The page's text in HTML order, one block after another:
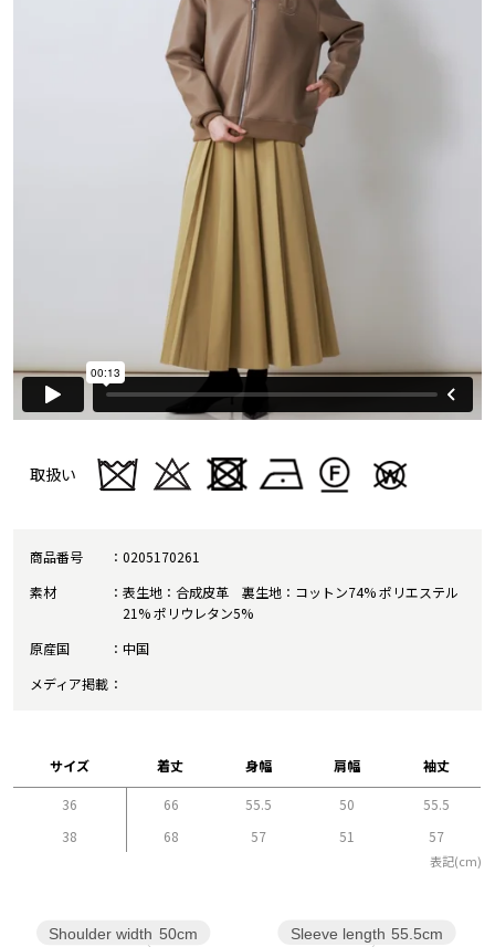
取扱い
商品番号
0205170261
素材
表生地：合成皮革 裏生地：コットン74% ポリエステル
21% ポリウレタン5%
原産国
中国
メディア掲載
サイズ 着丈 身幅 肩幅 袖丈
36 66 55.5 50
55.5
38
68 57 51 57
表記(cm)
Sleeve length 55.5cm
Shoulder width 50cm